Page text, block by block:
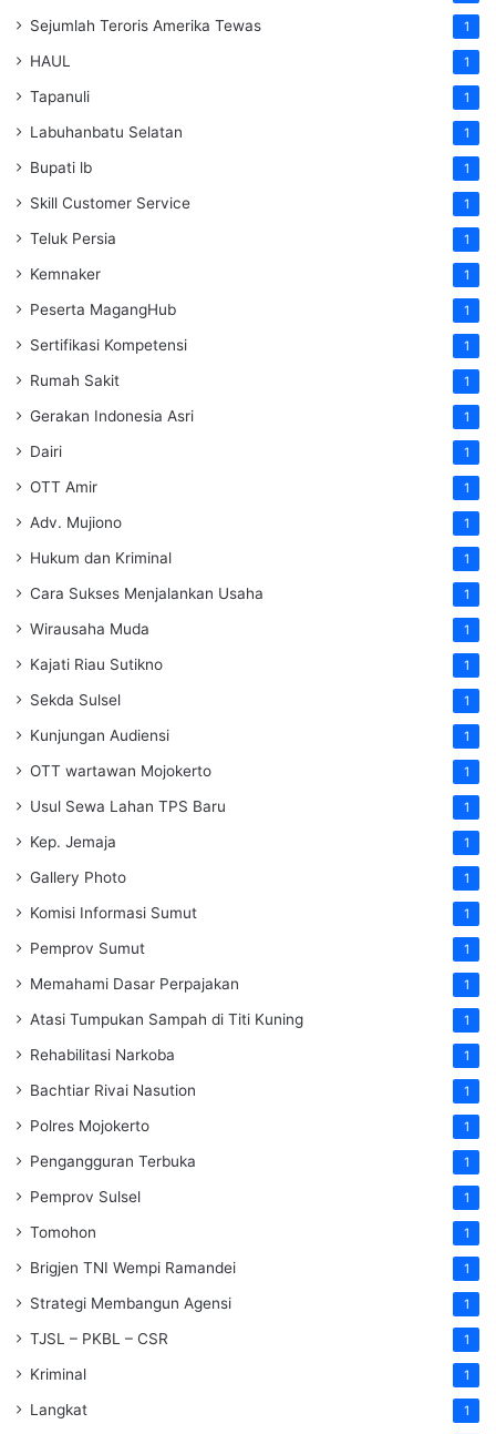
Sejumlah Teroris Amerika Tewas 1
HAUL 1
Tapanuli 1
Labuhanbatu Selatan 1
Bupati lb 1
Skill Customer Service 1
Teluk Persia 1
Kemnaker 1
Peserta MagangHub 1
Sertifikasi Kompetensi 1
Rumah Sakit 1
Gerakan Indonesia Asri 1
Dairi 1
OTT Amir 1
Adv. Mujiono 1
Hukum dan Kriminal 1
Cara Sukses Menjalankan Usaha 1
Wirausaha Muda 1
Kajati Riau Sutikno 1
Sekda Sulsel 1
Kunjungan Audiensi 1
OTT wartawan Mojokerto 1
Usul Sewa Lahan TPS Baru 1
Kep. Jemaja 1
Gallery Photo 1
Komisi Informasi Sumut 1
Pemprov Sumut 1
Memahami Dasar Perpajakan 1
Atasi Tumpukan Sampah di Titi Kuning 1
Rehabilitasi Narkoba 1
Bachtiar Rivai Nasution 1
Polres Mojokerto 1
Pengangguran Terbuka 1
Pemprov Sulsel 1
Tomohon 1
Brigjen TNI Wempi Ramandei 1
Strategi Membangun Agensi 1
TJSL – PKBL – CSR 1
Kriminal 1
Langkat 1